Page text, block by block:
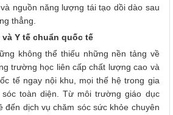
nguồn năng lượng tái tạo dồi dào sau
thẳng.
Y tế chuẩn quốc tế
không thể thiếu những nền tảng về
trường học liên cấp chất lượng cao và
tế ngay nội khu, mọi thế hệ trong gia
toàn diện. Từ môi trường giáo dục
đến dịch vụ chăm sóc sức khỏe chuyên